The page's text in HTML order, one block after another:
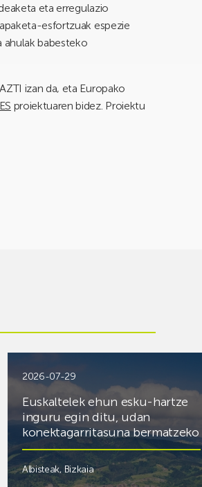
eta erregulazio
esfortzuak espezie
ahulak babesteko
izan da, eta Europako
proiektuaren bidez. Proiektu
2026-07-29
Euskaltelek ehun esku-hartze
inguru egin ditu, udan
konektagarritasuna bermatzeko
Albisteak, Bizkaia